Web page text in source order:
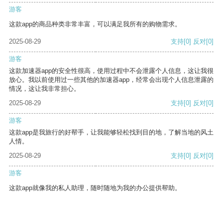
游客
这款app的商品种类非常丰富，可以满足我所有的购物需求。
2025-08-29 支持[0] 反对[0]
游客
这款加速器app的安全性很高，使用过程中不会泄露个人信息，这让我很
放心。我以前使用过一些其他的加速器app，经常会出现个人信息泄露的
情况，这让我非常担心。
2025-08-29
支持[0] 反对[0]
游客
这款app是我旅行的好帮手，让我能够轻松找到目的地，了解当地的风土
人情。
2025-08-29
支持[0] 反对[0]
游客
这款app就像我的私人助理，随时随地为我的办公提供帮助。